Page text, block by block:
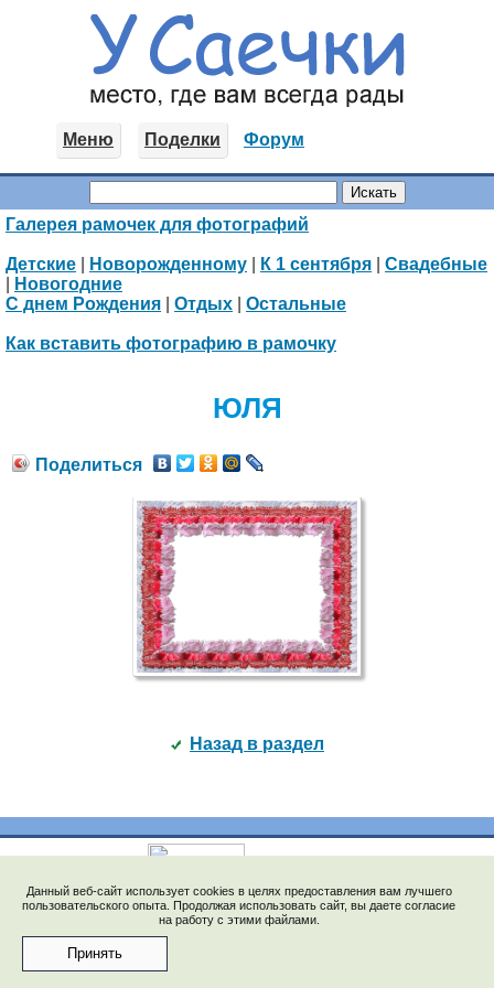
Данный веб-сайт использует cookies в целях предоставления вам лучшего
пользовательского опыта. Продолжая использовать сайт, вы даете согласие
на работу с этими файлами.
Принять
Меню Поделки Форум
Галерея рамочек для фотографий
Детские Новорожденному К 1 сентября
Свадебные
Новогодние
С днем Рождения
Отдых Остальные
Как вставить фотографию в рамочку
ЮЛЯ
Поделиться
Назад в раздел
© 2009-2023, "Saychata.Ru". E-mail: saechka@saechka.ru
Перепечатка материалов запрещена без ссылки на